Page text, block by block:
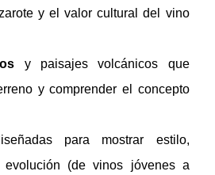
y el valor cultural del vino
y paisajes volcánicos que
y comprender el concepto
para mostrar estilo,
evolución (de vinos jóvenes a